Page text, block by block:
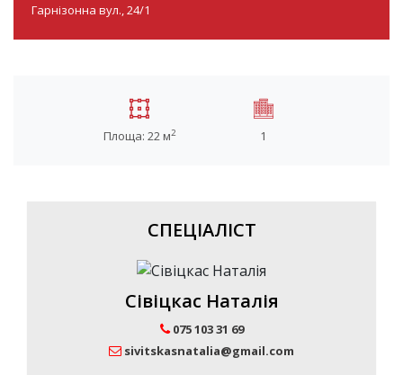
Гарнізонна вул., 24/1
Площа: 22 м2 1
СПЕЦІАЛІСТ
Сівіцкас Наталія
075 103 31 69
sivitskasnatalia@gmail.com